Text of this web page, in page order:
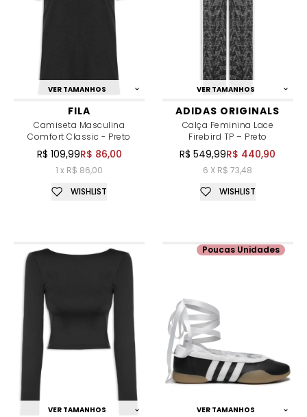
VER TAMANHOS
FILA
Camiseta Masculina
Comfort Classic - Preto
R$ 109,99R$ 86,00
1 x R$ 86,00
WISHLIST
VER TAMANHOS
ADIDAS ORIGINALS
Calça Feminina Lace
Firebird TP – Preto
R$ 549,99R$ 440,90
6 X R$ 73,48
WISHLIST
VER TAMANHOS VER TAMANHOS
Poucas Unidades